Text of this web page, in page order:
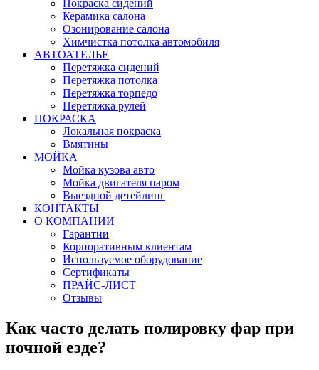
Покраска сидений
Керамика салона
Озонирование салона
Химчистка потолка автомобиля
АВТОАТЕЛЬЕ
Перетяжка сидений
Перетяжка потолка
Перетяжка торпедо
Перетяжка рулей
ПОКРАСКА
Локальная покраска
Вмятины
МОЙКА
Мойка кузова авто
Мойка двигателя паром
Выездной детейлинг
КОНТАКТЫ
О КОМПАНИИ
Гарантии
Корпоративным клиентам
Используемое оборудование
Сертификаты
ПРАЙС-ЛИСТ
Отзывы
Как часто делать полировку фар при
ночной езде?